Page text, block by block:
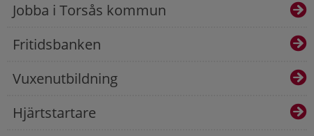
Jobba i Torsås kommun
Fritidsbanken
Vuxenutbildning
Hjärtstartare